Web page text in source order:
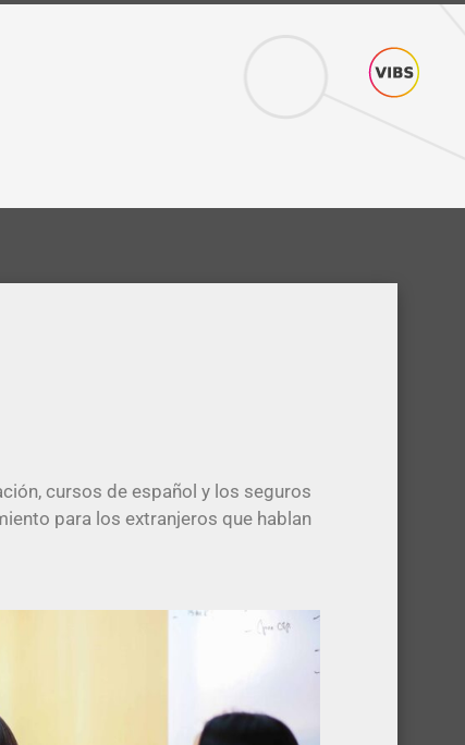
cursos de español y los seguros
para los extranjeros que hablan